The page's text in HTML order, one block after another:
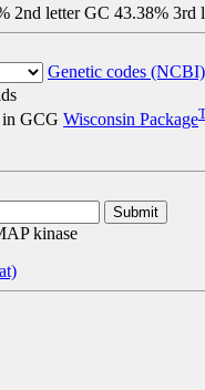
2nd letter GC 43.38% 3rd
Genetic codes (NCBI)
GCG Wisconsin Package
kinase